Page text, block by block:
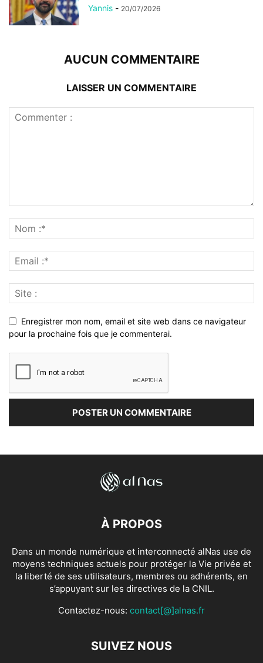
Yannis - 20/07/2026
AUCUN COMMENTAIRE
LAISSER UN COMMENTAIRE
Enregistrer mon nom, email et site web dans ce navigateur
pour la prochaine fois que je commenterai.
À PROPOS
Dans un monde numérique et interconnecté alNas use de
moyens techniques actuels pour protéger la Vie privée et
la liberté de ses utilisateurs, membres ou adhérents, en
s’appuyant sur les directives de la CNIL.
Contactez-nous: contact[@]alnas.fr
SUIVEZ NOUS